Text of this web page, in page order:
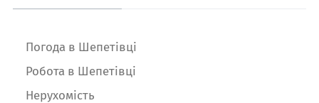
Погода в Шепетівці
Робота в Шепетівці
Нерухомість